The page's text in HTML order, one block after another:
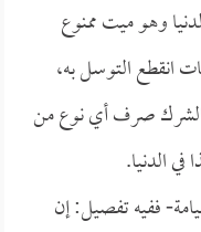
وهو ميت ممنوع
انقطع التوسل به،
الشرك صرف أي نوع من
الدنيا.
ففيه تفصيل: إن